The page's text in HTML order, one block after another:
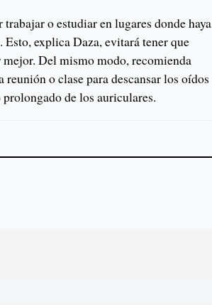
o estudiar en lugares donde haya
explica Daza, evitará tener que
Del mismo modo, recomienda
o clase para descansar los oídos
de los auriculares.